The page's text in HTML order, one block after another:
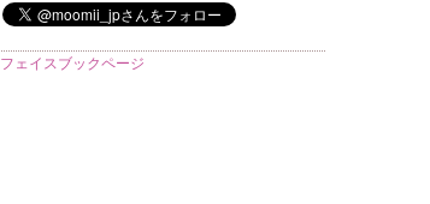
フェイスブックページ